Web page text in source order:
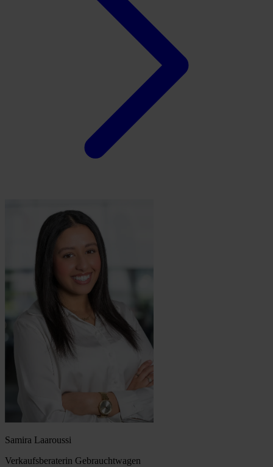
Samira Laaroussi
Verkaufsberaterin Gebrauchtwagen